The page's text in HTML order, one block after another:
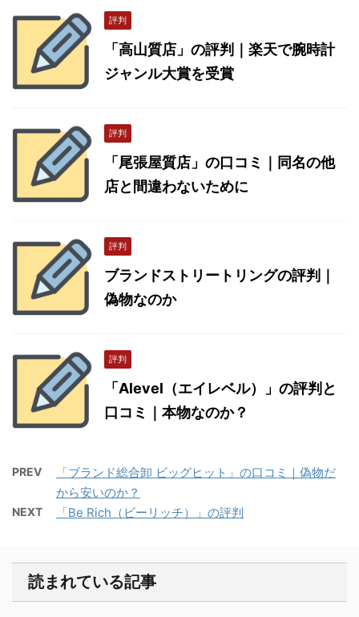
評判
「高山質店」の評判｜楽天で腕時計
ジャンル大賞を受賞
評判
「尾張屋質店」の口コミ｜同名の他
店と間違わないために
評判
ブランドストリートリングの評判｜
偽物なのか
評判
「Alevel（エイレベル）」の評判と
口コミ｜本物なのか？
PREV
「ブランド総合卸 ビッグヒット」の口コミ｜偽物だ
から安いのか？
NEXT 「Be Rich（ビーリッチ）」の評判
読まれている記事